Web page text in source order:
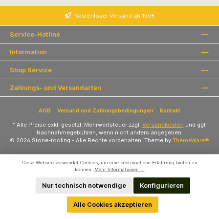
Kostenloser Versand ab 150€
Service-Hotline
Information
Shop Service
Zahlungs- und Versandarten
AGB Versand und Zahlungsbedingungen Kontakt
* Alle Preise exkl. gesetzl. Mehrwertsteuer zzgl. Versandkosten und ggf.
Nachnahmegebühren, wenn nicht anders angegeben.
© 2026 Stone-tooling - Alle Rechte vorbehalten. Theme by ThemeWare®
Diese Website verwendet Cookies, um eine bestmögliche Erfahrung bieten zu
können.
Mehr Informationen ...
Nur technisch notwendige Konfigurieren
Alle Cookies akzeptieren